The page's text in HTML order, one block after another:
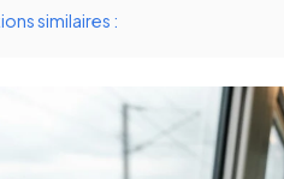
similaires :